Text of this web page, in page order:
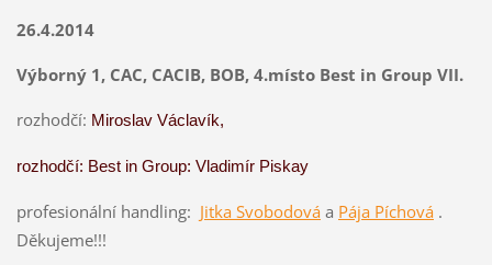
26.4.2014
Výborný 1, CAC, CACIB, BOB, 4.místo Best in Group VII.
rozhodčí: Miroslav Václavík,
rozhodčí: Best in Group: Vladimír Piskay
profesionální handling: Jitka Svobodováa Pája Píchová.
Děkujeme!!!